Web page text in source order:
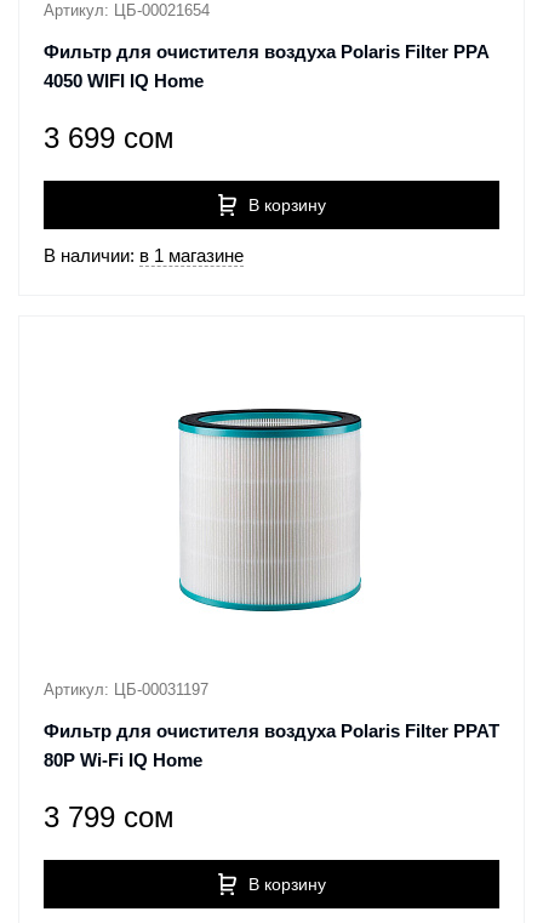
Артикул: ЦБ-00021654
Фильтр для очистителя воздуха Polaris Filter PPA
4050 WIFI IQ Home
3 699 сом
В корзину
В наличии: в 1 магазине
Артикул: ЦБ-00031197
Фильтр для очистителя воздуха Polaris Filter PPAT
80P Wi-Fi IQ Home
3 799 сом
В корзину